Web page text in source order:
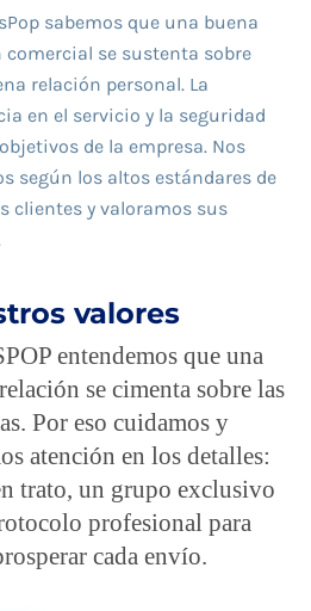
sabemos que una buena
comercial se sustenta sobre
relación personal. La
en el servicio y la seguridad
de la empresa. Nos
según los altos estándares de
clientes y valoramos sus
valores
entendemos que una
se cimenta sobre las
Por eso cuidamos y
atención en los detalles:
trato, un grupo exclusivo
profesional para
cada envío.